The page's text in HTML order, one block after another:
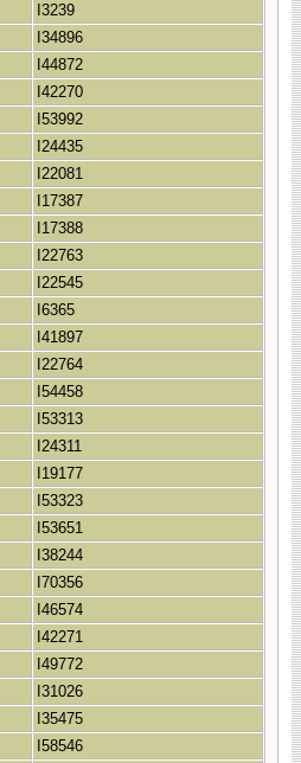
I3239
I34896
I44872
I42270
I53992
I24435
I22081
I17387
I17388
I22763
I22545
I6365
I41897
I22764
I54458
I53313
I24311
I19177
I53323
I53651
I38244
I70356
I46574
I42271
I49772
I31026
I35475
I58546